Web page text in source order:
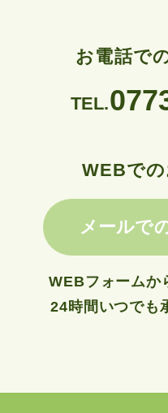
お電話で
TEL.
WEBで
メールで
WEBフォームか
24時間いつでも